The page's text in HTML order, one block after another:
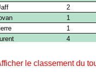
le classement du